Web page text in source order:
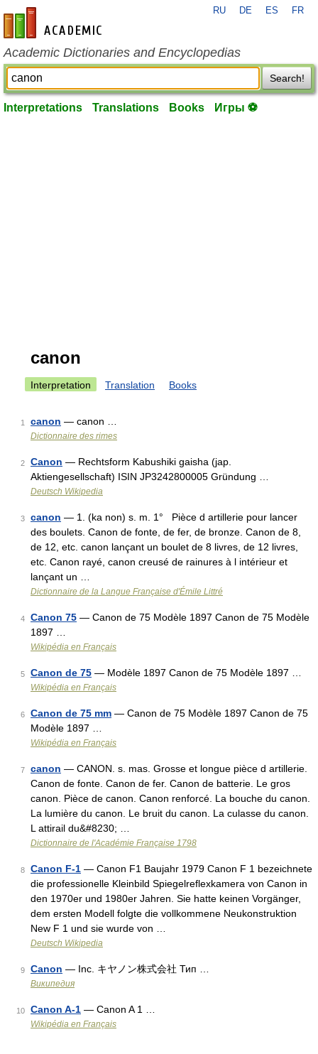
en-academic.com
RU DE ES FR
Academic Dictionaries and Encyclopedias
Search!
Interpretations Translations Books Игры ⚽
canon
Interpretation Translation Books
1 canon — canon …
Dictionnaire des rimes
2 Canon — Rechtsform Kabushiki gaisha (jap.
Aktiengesellschaft) ISIN JP3242800005 Gründung …
Deutsch Wikipedia
3 canon — 1. (ka non) s. m. 1° Pièce d artillerie pour lancer
des boulets. Canon de fonte, de fer, de bronze. Canon de 8,
de 12, etc. canon lançant un boulet de 8 livres, de 12 livres,
etc. Canon rayé, canon creusé de rainures à l intérieur et
lançant un …
Dictionnaire de la Langue Française d'Émile Littré
4 Canon 75 — Canon de 75 Modèle 1897 Canon de 75 Modèle
1897 …
Wikipédia en Français
5 Canon de 75 — Modèle 1897 Canon de 75 Modèle 1897 …
Wikipédia en Français
6 Canon de 75 mm — Canon de 75 Modèle 1897 Canon de 75
Modèle 1897 …
Wikipédia en Français
7 canon — CANON. s. mas. Grosse et longue pièce d artillerie.
Canon de fonte. Canon de fer. Canon de batterie. Le gros
canon. Pièce de canon. Canon renforcé. La bouche du canon.
La lumière du canon. Le bruit du canon. La culasse du canon.
L attirail du&#8230; …
Dictionnaire de l'Académie Française 1798
8 Canon F-1 — Canon F1 Baujahr 1979 Canon F 1 bezeichnete
die professionelle Kleinbild Spiegelreflexkamera von Canon in
den 1970er und 1980er Jahren. Sie hatte keinen Vorgänger,
dem ersten Modell folgte die vollkommene Neukonstruktion
New F 1 und sie wurde von …
Deutsch Wikipedia
9 Canon — Inc. キヤノン株式会社 Тип …
Википедия
10 Canon A-1 — Canon A 1 …
Wikipédia en Français